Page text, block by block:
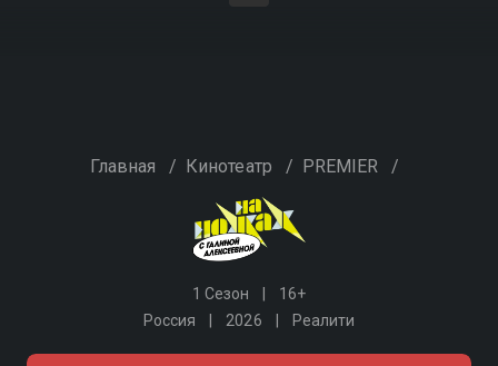
Главная / Кинотеатр / PREMIER /
1 Сезон
16+
Россия
2026 Реалити